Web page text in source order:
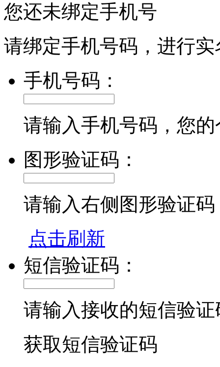
您还未绑定手机号
请绑定手机号码，进行
手机号码：
请输入手机号码，您
图形验证码：
请输入右侧图形验证码
点击刷新
短信验证码：
请输入接收的短信验证
获取短信验证码